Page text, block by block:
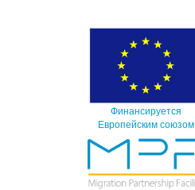
Финансируется
Европейским союзом